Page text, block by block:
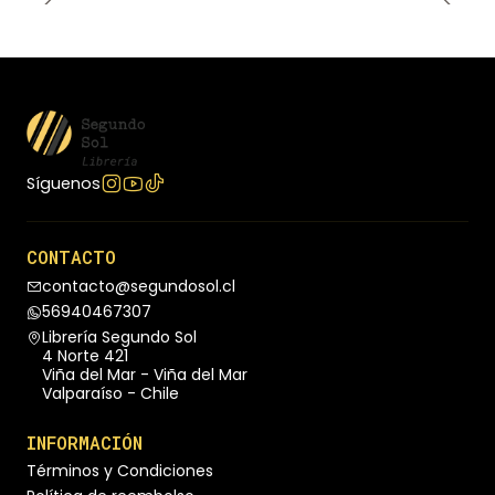
Síguenos
CONTACTO
contacto@segundosol.cl
56940467307
Librería Segundo Sol
4 Norte 421
Viña del Mar - Viña del Mar
Valparaíso - Chile
INFORMACIÓN
Términos y Condiciones